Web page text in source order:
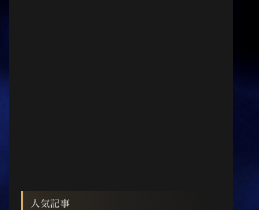
人気記事